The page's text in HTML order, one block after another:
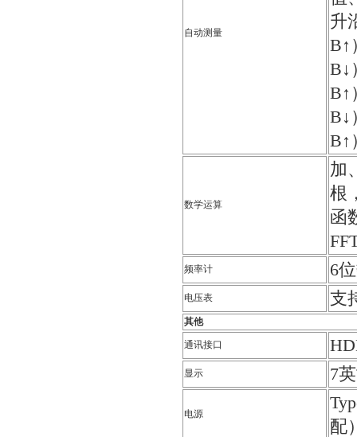
自动测量
升
B↑
B↓
B↑
B↓
B↑
数学运算
加
根
函
频率计 6
电压表 支
其他
通讯接口
显示 7
电源
配